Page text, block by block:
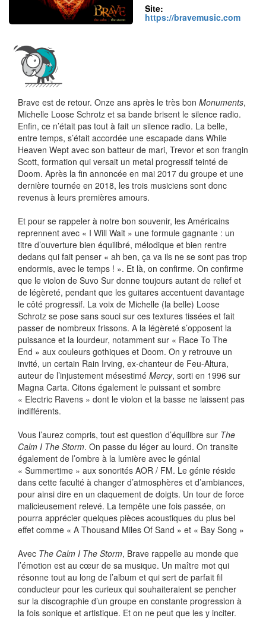
Site:
https://bravemusic.com
Brave est de retour. Onze ans après le très bon Monuments,
Michelle Loose Schrotz et sa bande brisent le silence radio.
Enfin, ce n’était pas tout à fait un silence radio. La belle,
entre temps, s’était accordée une escapade dans While
Heaven Wept avec son batteur de mari, Trevor et son frangin
Scott, formation qui versait un metal progressif teinté de
Doom. Après la fin annoncée en mai 2017 du groupe et une
dernière tournée en 2018, les trois musiciens sont donc
revenus à leurs premières amours.
Et pour se rappeler à notre bon souvenir, les Américains
reprennent avec « I Will Wait » une formule gagnante : un
titre d’ouverture bien équilibré, mélodique et bien rentre
dedans qui fait penser « ah ben, ça va ils ne se sont pas trop
endormis, avec le temps ! ». Et là, on confirme. On confirme
que le violon de Suvo Sur donne toujours autant de relief et
de légèreté, pendant que les guitares accentuent davantage
le côté progressif. La voix de Michelle (la belle) Loose
Schrotz se pose sans souci sur ces textures tissées et fait
passer de nombreux frissons. A la légèreté s’opposent la
puissance et la lourdeur, notamment sur « Race To The
End » aux couleurs gothiques et Doom. On y retrouve un
invité, un certain Rain Irving, ex-chanteur de Feu-Altura,
auteur de l’injustement mésestimé Mercy, sorti en 1996 sur
Magna Carta. Citons également le puissant et sombre
« Electric Ravens » dont le violon et la basse ne laissent pas
indifférents.
Vous l’aurez compris, tout est question d’équilibre sur The
Calm I The Storm. On passe du léger au lourd. On transite
également de l’ombre à la lumière avec le génial
« Summertime » aux sonorités AOR / FM. Le génie réside
dans cette faculté à changer d’atmosphères et d’ambiances,
pour ainsi dire en un claquement de doigts. Un tour de force
malicieusement relevé. La tempête une fois passée, on
pourra apprécier quelques pièces acoustiques du plus bel
effet comme « A Thousand Miles Of Sand » et « Bay Song »
Avec The Calm I The Storm, Brave rappelle au monde que
l’émotion est au cœur de sa musique. Un maître mot qui
résonne tout au long de l’album et qui sert de parfait fil
conducteur pour les curieux qui souhaiteraient se pencher
sur la discographie d’un groupe en constante progression à
la fois sonique et artistique. Et on ne peut que les y inciter.